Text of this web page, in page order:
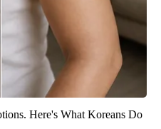
Here's What Koreans Do